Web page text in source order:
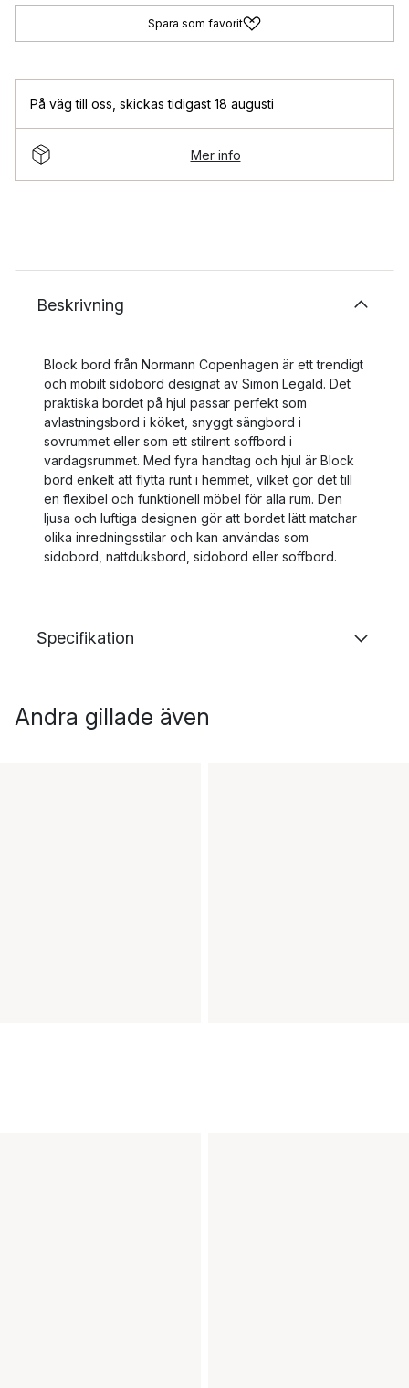
Spara som favorit
På väg till oss skickas tidigast 18 augusti
Mer info
Beskrivning
Block bord från Normann Copenhagen är ett trendigt
och mobilt sidobord designat av Simon Legald. Det
praktiska bordet på hjul passar perfekt som
avlastningsbord i köket, snyggt sängbord i
sovrummet eller som ett stilrent soffbord i
vardagsrummet. Med fyra handtag och hjul är Block
bord enkelt att flytta runt i hemmet, vilket gör det till
en flexibel och funktionell möbel för alla rum. Den
ljusa och luftiga designen gör att bordet lätt matchar
olika inredningsstilar och kan användas som
sidobord, nattduksbord, sidobord eller soffbord.
Specifikation
Andra gillade även